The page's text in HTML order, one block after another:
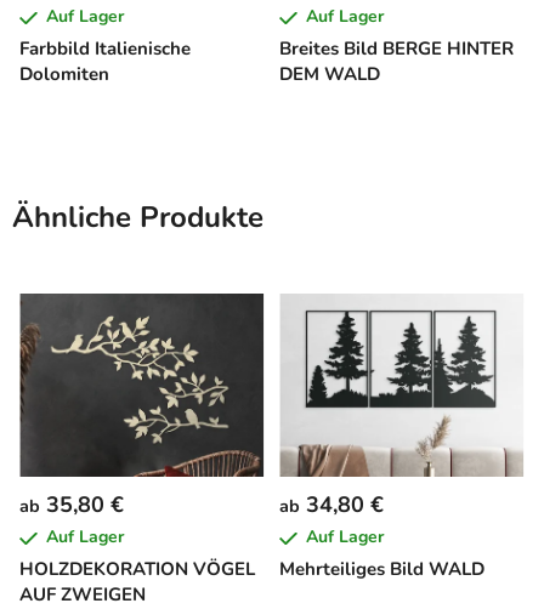
Farbbild Italienische
Dolomiten
Auf Lager
Breites Bild BERGE HINTER
DEM WALD
Auf Lager
Ähnliche Produkte
HOLZDEKORATION VÖGEL
AUF ZWEIGEN
ab 35,80 €
Auf Lager
Mehrteiliges Bild WALD
ab 34,80 €
Auf Lager